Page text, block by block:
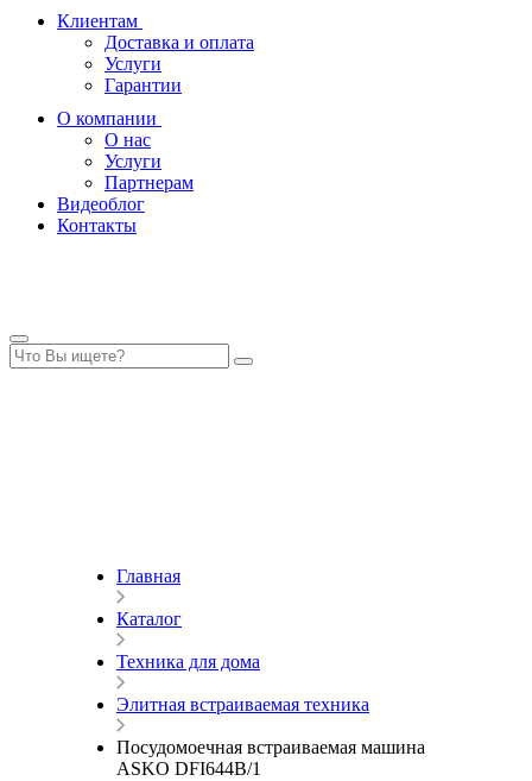
Клиентам
Доставка и оплата
Услуги
Гарантии
О компании
О нас
Услуги
Партнерам
Видеоблог
Контакты
Главная
Каталог
Техника для дома
Элитная встраиваемая техника
Посудомоечная встраиваемая машина
ASKO DFI644B/1